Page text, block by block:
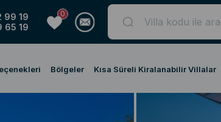
99 19
65 19
0
Bölgeler Kısa Süreli Kiralanabilir Villalar